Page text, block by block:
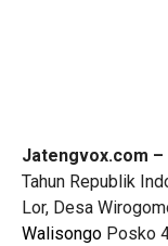
Jatengvox.com –
Tahun Republik
Lor, Desa
Walisongo Posko